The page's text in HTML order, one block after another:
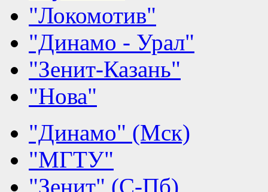
"Локомотив"
"Динамо - Урал"
"Зенит-Казань"
"Нова"
"Динамо" (Мск)
"МГТУ"
"Зенит" (С-Пб)